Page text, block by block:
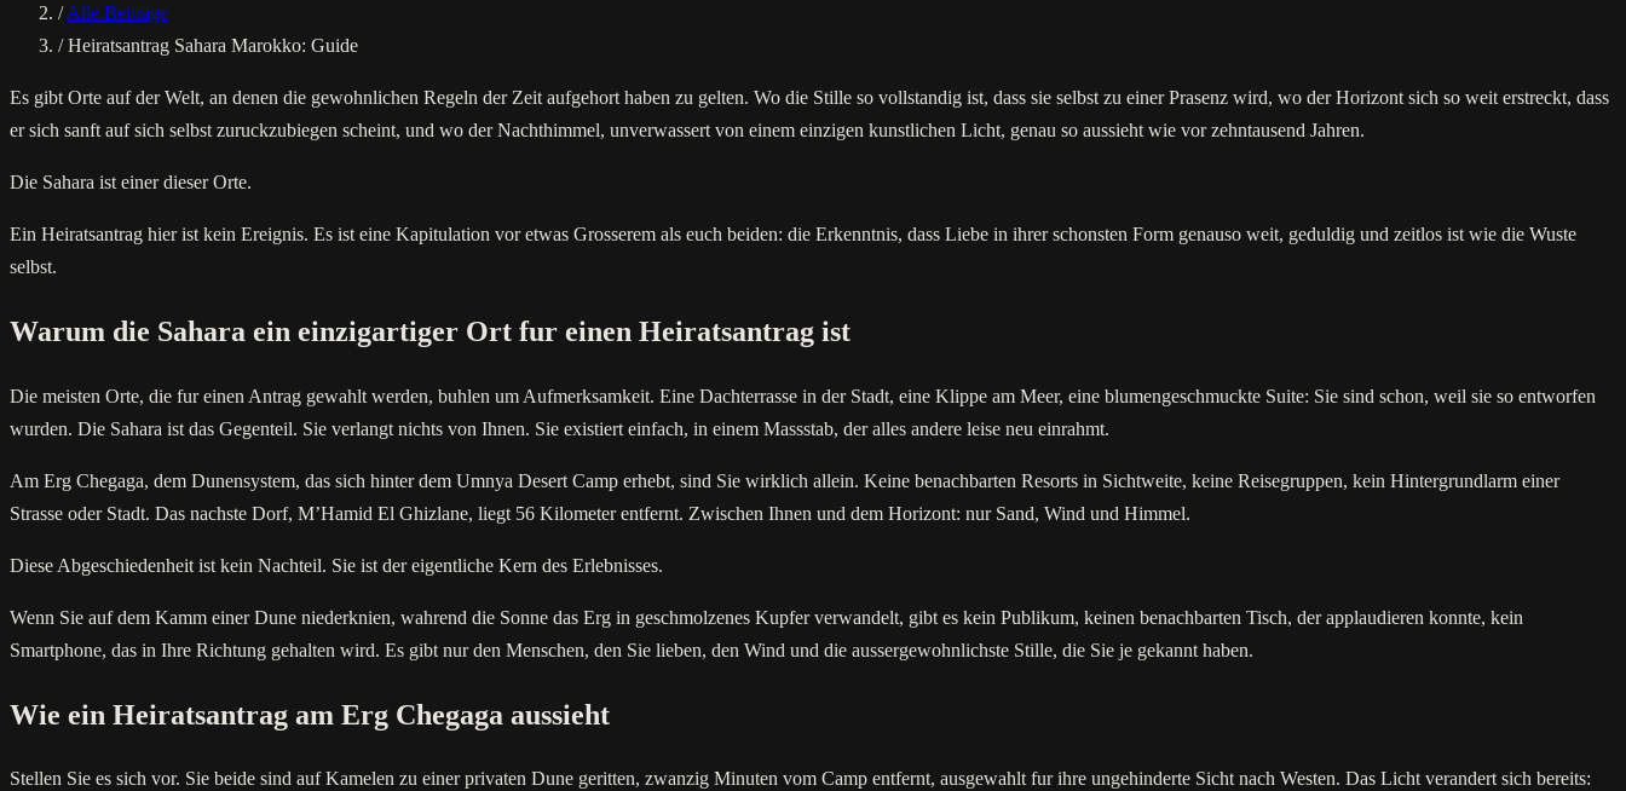
/ Alle Beiträge
/ Heiratsantrag Sahara Marokko: Guide
Es gibt Orte auf der Welt, an denen die gewohnlichen Regeln der Zeit aufgehort haben zu gelten. Wo die Stille so vollstandig ist, dass sie selbst zu einer Prasenz wird, wo der Horizont sich so weit erstreckt, dass
er sich sanft auf sich selbst zuruckzubiegen scheint, und wo der Nachthimmel, unverwassert von einem einzigen kunstlichen Licht, genau so aussieht wie vor zehntausend Jahren.
Die Sahara ist einer dieser Orte.
Ein Heiratsantrag hier ist kein Ereignis. Es ist eine Kapitulation vor etwas Grosserem als euch beiden: die Erkenntnis, dass Liebe in ihrer schonsten Form genauso weit, geduldig und zeitlos ist wie die Wuste
selbst.
Warum die Sahara ein einzigartiger Ort fur einen Heiratsantrag ist
Die meisten Orte, die fur einen Antrag gewahlt werden, buhlen um Aufmerksamkeit. Eine Dachterrasse in der Stadt, eine Klippe am Meer, eine blumengeschmuckte Suite: Sie sind schon, weil sie so entworfen
wurden. Die Sahara ist das Gegenteil. Sie verlangt nichts von Ihnen. Sie existiert einfach, in einem Massstab, der alles andere leise neu einrahmt.
Am Erg Chegaga, dem Dunensystem, das sich hinter dem Umnya Desert Camp erhebt, sind Sie wirklich allein. Keine benachbarten Resorts in Sichtweite, keine Reisegruppen, kein Hintergrundlarm einer
Strasse oder Stadt. Das nachste Dorf, M’Hamid El Ghizlane, liegt 56 Kilometer entfernt. Zwischen Ihnen und dem Horizont: nur Sand, Wind und Himmel.
Diese Abgeschiedenheit ist kein Nachteil. Sie ist der eigentliche Kern des Erlebnisses.
Wenn Sie auf dem Kamm einer Dune niederknien, wahrend die Sonne das Erg in geschmolzenes Kupfer verwandelt, gibt es kein Publikum, keinen benachbarten Tisch, der applaudieren konnte, kein
Smartphone, das in Ihre Richtung gehalten wird. Es gibt nur den Menschen, den Sie lieben, den Wind und die aussergewohnlichste Stille, die Sie je gekannt haben.
Wie ein Heiratsantrag am Erg Chegaga aussieht
Stellen Sie es sich vor. Sie beide sind auf Kamelen zu einer privaten Dune geritten, zwanzig Minuten vom Camp entfernt, ausgewahlt fur ihre ungehinderte Sicht nach Westen. Das Licht verandert sich bereits: